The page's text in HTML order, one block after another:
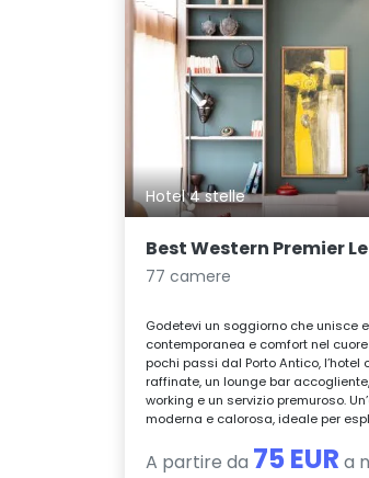
Hotel 4 stelle
Best Western Premier
77 camere
Godetevi un soggiorno che unisce
contemporanea e comfort nel cuore
pochi passi dal Porto Antico, l’hotel
raffinate, un lounge bar
working e un servizio premuroso.
moderna e calorosa, ideale per
A partire da 75 EUR a